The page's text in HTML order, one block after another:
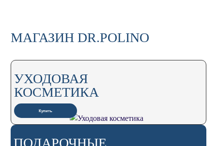
МАГАЗИН DR.POLINO
УХОДОВАЯ
КОСМЕТИКА
Купить